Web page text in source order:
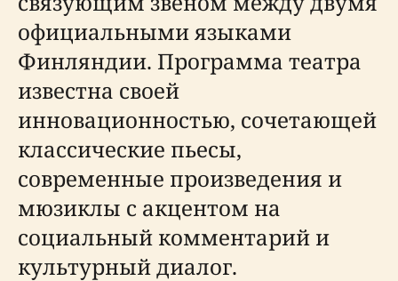
официальными языками
Финляндии. Программа театра
известна своей
инновационностью, сочетающей
классические пьесы,
современные произведения и
мюзиклы с акцентом на
социальный комментарий и
культурный диалог.